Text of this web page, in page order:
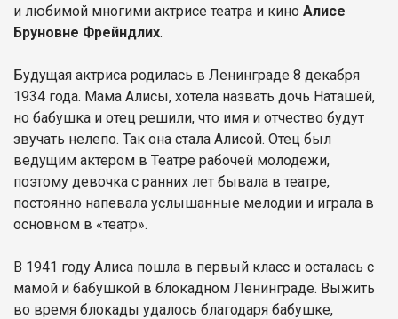
и любимой многими актрисе театра и кино Алисе
Бруновне Фрейндлих.
Будущая актриса родилась в Ленинграде 8 декабря
1934 года. Мама Алисы, хотела назвать дочь Наташей,
но бабушка и отец решили, что имя и отчество будут
звучать нелепо. Так она стала Алисой. Отец был
ведущим актером в Театре рабочей молодежи,
поэтому девочка с ранних лет бывала в театре,
постоянно напевала услышанные мелодии и играла в
основном в «театр».
В 1941 году Алиса пошла в первый класс и осталась с
мамой и бабушкой в блокадном Ленинграде. Выжить
во время блокады удалось благодаря бабушке,